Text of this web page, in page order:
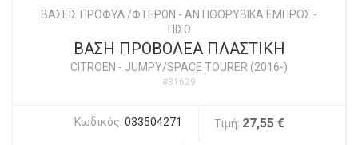
ΒΑΣΕΙΣ ΠΡΟΦΥΛ./ΦΤΕΡΩΝ - ΑΝΤΙΘΟΡΥΒΙΚΑ ΕΜΠΡΟΣ -
ΠΙΣΩ
ΒΑΣΗ ΠΡΟΒΟΛΕΑ ΠΛΑΣΤΙΚΗ
CITROEN - JUMPY/SPACE TOURER (2016-)
#31629
Κωδικός: 033504271 Τιμή: 27,55 €